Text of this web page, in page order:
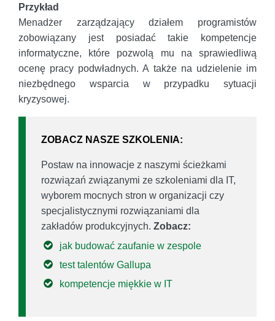
Przykład
Menadżer zarządzający działem programistów
zobowiązany jest posiadać takie kompetencje
informatyczne, które pozwolą mu na sprawiedliwą
ocenę pracy podwładnych. A także na udzielenie im
niezbędnego wsparcia w przypadku sytuacji
kryzysowej.
ZOBACZ NASZE SZKOLENIA:
Postaw na innowacje z naszymi ścieżkami
rozwiązań związanymi ze szkoleniami dla IT,
wyborem mocnych stron w organizacji czy
specjalistycznymi rozwiązaniami dla
zakładów produkcyjnych. Zobacz:
jak budować zaufanie w zespole
test talentów Gallupa
kompetencje miękkie w IT